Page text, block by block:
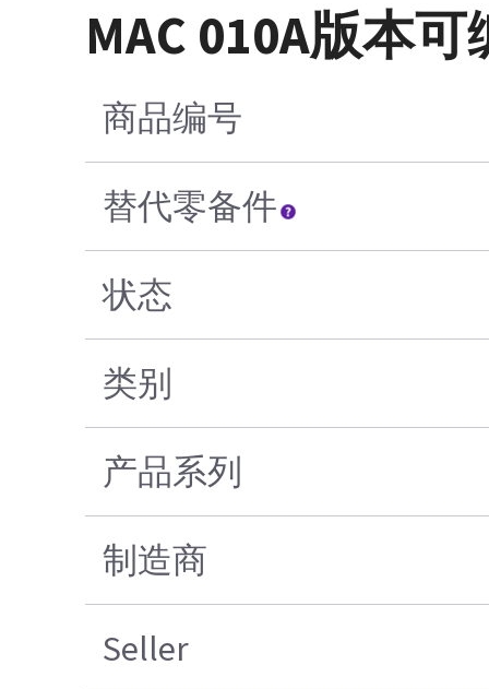
MAC 010A版本
商品编号
替代零备件
状态
类别
产品系列
制造商
Seller